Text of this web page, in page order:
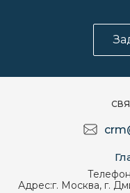
Адрес:г. Москва, г.